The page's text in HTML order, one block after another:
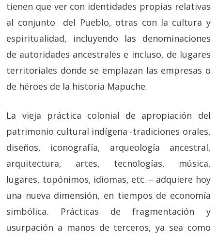
tienen que ver con identidades propias relativas
al conjunto del Pueblo, otras con la cultura y
espiritualidad, incluyendo las denominaciones
de autoridades ancestrales e incluso, de lugares
territoriales donde se emplazan las empresas o
de héroes de la historia Mapuche.
La vieja práctica colonial de apropiación del
patrimonio cultural indígena -tradiciones orales,
diseños, iconografía, arqueología ancestral,
arquitectura, artes, tecnologías, música,
lugares, topónimos, idiomas, etc. – adquiere hoy
una nueva dimensión, en tiempos de economía
simbólica. Prácticas de fragmentación y
usurpación a manos de terceros, ya sea como